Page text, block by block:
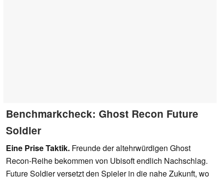
Benchmarkcheck: Ghost Recon Future
Soldier
Eine Prise Taktik. Freunde der altehrwürdigen Ghost
Recon-Reihe bekommen von Ubisoft endlich Nachschlag.
Future Soldier versetzt den Spieler in die nahe Zukunft, wo